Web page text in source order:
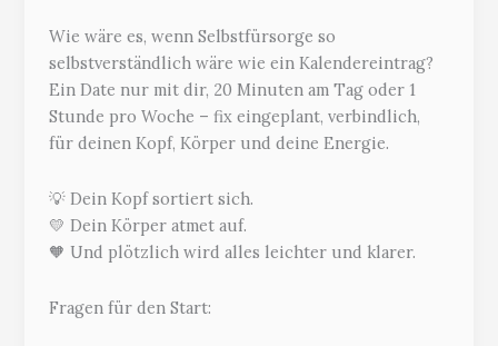
Wie wäre es, wenn Selbstfürsorge so
selbstverständlich wäre wie ein Kalendereintrag?
Ein Date nur mit dir, 20 Minuten am Tag oder 1
Stunde pro Woche – fix eingeplant, verbindlich,
für deinen Kopf, Körper und deine Energie.
💡 Dein Kopf sortiert sich.
💛 Dein Körper atmet auf.
🧡 Und plötzlich wird alles leichter und klarer.
Fragen für den Start: